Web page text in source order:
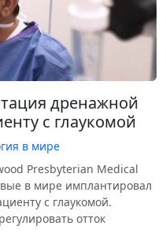
дренажной
с глаукомой
в мире
Presbyterian Medical
в мире имплантировал
с глаукомой.
отток